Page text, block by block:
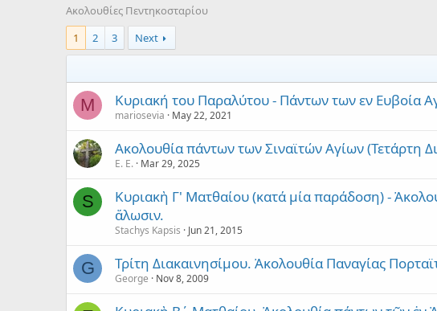
Ακολουθίες Πεντηκοσταρίου
1
2 3 Next
M Κυριακή του Παραλύτου - Πάντων των εν Ευβοία
mariosevia May 22, 2021
Ακολουθία πάντων των Σιναϊτών Αγίων (Τετάρτη
Ε. Ε. Mar 29, 2025
S
Κυριακὴ Γ' Ματθαίου (κατά μία παράδοση) -
ἅλωσιν.
Stachys Kapsis Jun 21, 2015
G Τρίτη Διακαινησίμου. Ἀκολουθία Παναγίας
George Nov 8, 2009